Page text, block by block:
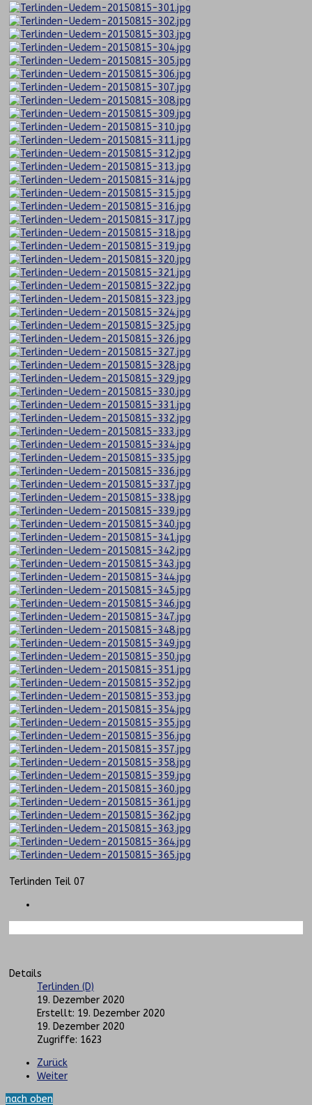
Terlinden Teil 07
Details
Terlinden (D)
19. Dezember 2020
Erstellt: 19. Dezember 2020
19. Dezember 2020
Zugriffe: 1623
Zurück
Weiter
nach oben